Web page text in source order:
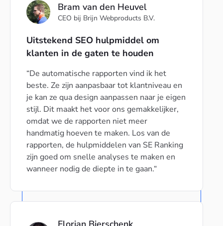
Bram van den Heuvel
CEO bij Brijn Webproducts B.V.
Uitstekend SEO hulpmiddel om
klanten in de gaten te houden
De automatische rapporten vind ik het
beste. Ze zijn aanpasbaar tot klantniveau en
je kan ze qua design aanpassen naar je eigen
stijl. Dit maakt het voor ons gemakkelijker,
omdat we de rapporten niet meer
handmatig hoeven te maken. Los van de
rapporten, de hulpmiddelen van SE Ranking
zijn goed om snelle analyses te maken en
wanneer nodig de diepte in te gaan.